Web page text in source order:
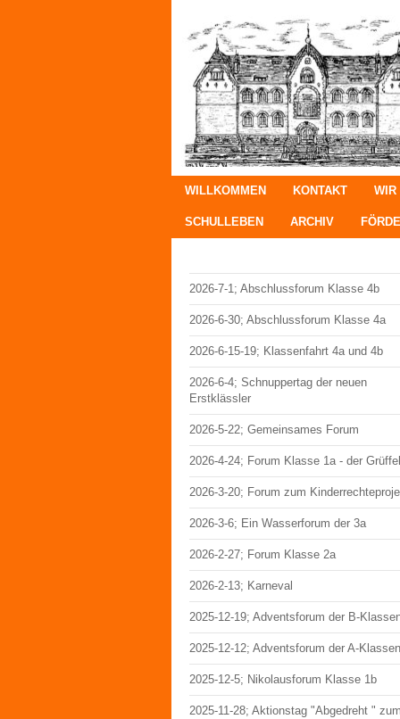
WILLKOMMEN KONTAKT WIR
SCHULLEBEN ARCHIV
2026-7-1; Abschlussforum Klasse 4b
2026-6-30; Abschlussforum Klasse 4a
2026-6-15-19; Klassenfahrt 4a und 4b
2026-6-4; Schnuppertag der neuen
Erstklässler
2026-5-22; Gemeinsames Forum
2026-4-24; Forum Klasse 1a - der
2026-3-20; Forum zum
2026-3-6; Ein Wasserforum der 3a
2026-2-27; Forum Klasse 2a
2026-2-13; Karneval
2025-12-19; Adventsforum der B-
2025-12-12; Adventsforum der A-Klassen
2025-12-5; Nikolausforum Klasse 1b
2025-11-28; Aktionstag "Abgedreht "